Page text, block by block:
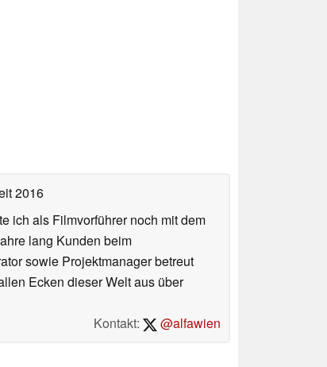
2016
ich als Filmvorführer noch mit dem
lang Kunden beim
sowie Projektmanager betreut
Ecken dieser Welt aus über
Kontakt:
@alfawien